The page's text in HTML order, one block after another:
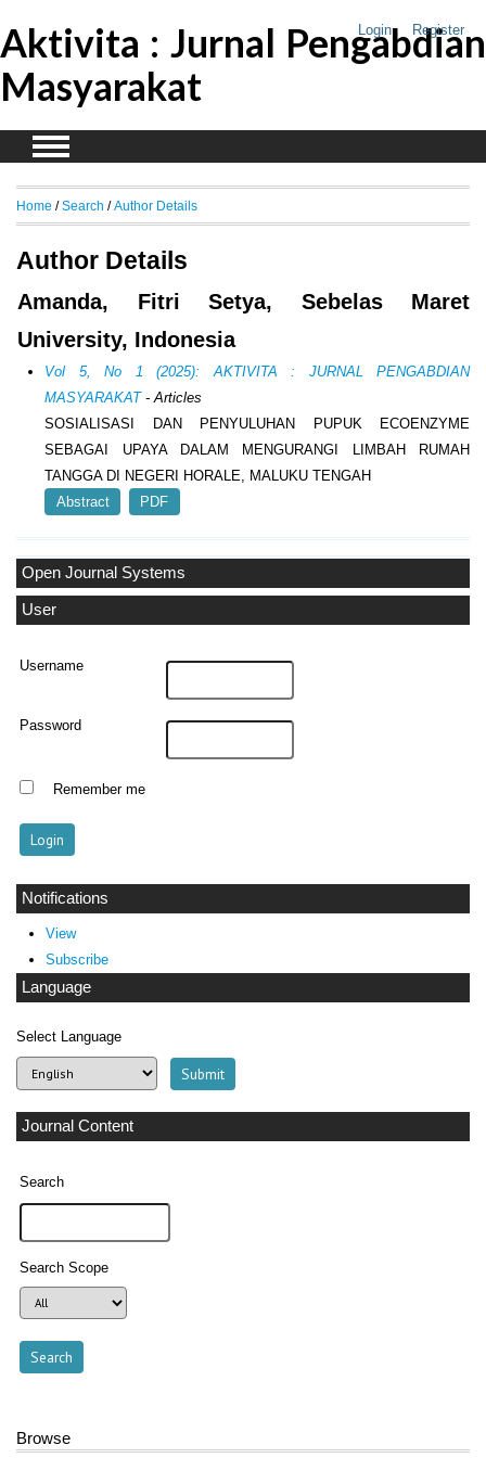
Login Register
Aktivita : Jurnal Pengabdian
Masyarakat
Open Journal Systems
User
Username
Password
Remember me
Notifications
View
Subscribe
Language
Select Language
Journal Content
Search
Search Scope
Browse
Home / Search / Author Details
Author Details
Amanda, Fitri Setya, Sebelas Maret
University, Indonesia
Vol 5, No 1 (2025): AKTIVITA : JURNAL PENGABDIAN
MASYARAKAT- Articles
SOSIALISASI DAN PENYULUHAN PUPUK ECOENZYME
SEBAGAI UPAYA DALAM MENGURANGI LIMBAH RUMAH
TANGGA DI NEGERI HORALE, MALUKU TENGAH
Abstract
PDF